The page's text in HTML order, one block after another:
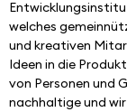
welches
und kreativen
Ideen in die
von Personen und
nachhaltige und